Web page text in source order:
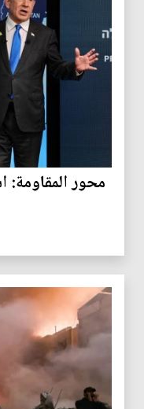
محور المقاومة: